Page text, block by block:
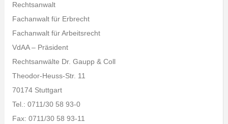
Rechtsanwalt
Fachanwalt für Erbrecht
Fachanwalt für Arbeitsrecht
VdAA – Präsident
Rechtsanwälte Dr. Gaupp & Coll
Theodor-Heuss-Str. 11
70174 Stuttgart
Tel.: 0711/30 58 93-0
Fax: 0711/30 58 93-11